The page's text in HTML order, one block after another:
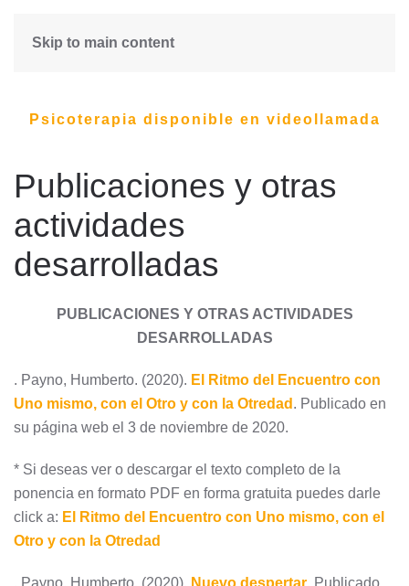
Skip to main content
Psicoterapia disponible en videollamada
Publicaciones y otras
actividades
desarrolladas
PUBLICACIONES Y OTRAS ACTIVIDADES
DESARROLLADAS
. Payno, Humberto. (2020). El Ritmo del Encuentro con
Uno mismo, con el Otro y con la Otredad . Publicado en
su página web el 3 de noviembre de 2020.
* Si deseas ver o descargar el texto completo de la
ponencia en formato PDF en forma gratuita puedes darle
click a: El Ritmo del Encuentro con Uno mismo, con el
Otro y con la Otredad
. Payno, Humberto. (2020). Nuevo despertar. Publicado